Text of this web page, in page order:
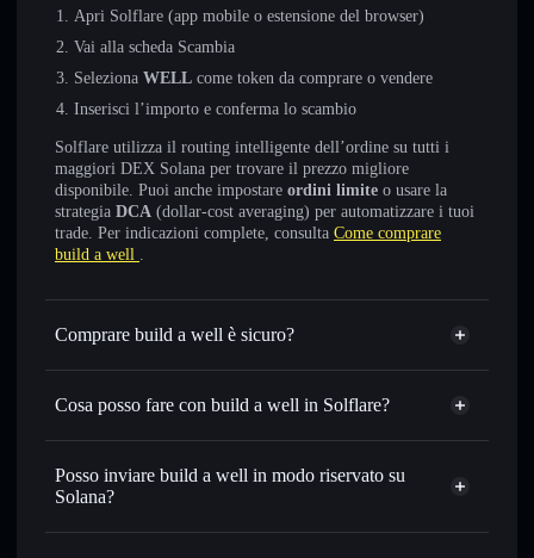
Apri Solflare (app mobile o estensione del browser)
Vai alla scheda Scambia
Seleziona WELL come token da comprare o vendere
Inserisci l’importo e conferma lo scambio
Solflare utilizza il routing intelligente dell’ordine su tutti i
maggiori DEX Solana per trovare il prezzo migliore
disponibile. Puoi anche impostare ordini limite o usare la
strategia DCA (dollar-cost averaging) per automatizzare i tuoi
trade. Per indicazioni complete, consulta Come comprare
build a well .
Comprare build a well è sicuro?
build a wellnon è verificato
Cosa posso fare con build a well in Solflare?
build a well
wallet Solflare
Scambiare istantaneamente— scambia WELL in SOL,
USDC o in migliaia di altri token Solana al prezzo migliore
Posso inviare build a well in modo riservato su
Solana?
Aggregatore di privacy